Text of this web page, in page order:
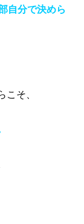
自分で決めら
こそ、